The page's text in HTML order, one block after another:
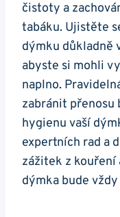
čistoty a
tabáku. Ujistěte
dýmku
abyste si mohli
naplno.
zabránit přenosu
hygienu vaší
expertních rad a
zážitek z kouření
dýmka bude